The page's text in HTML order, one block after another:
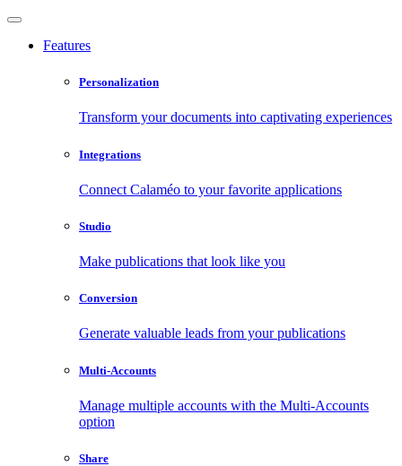
Features
Personalization
Transform your documents into captivating experiences
Integrations
Connect Calaméo to your favorite applications
Studio
Make publications that look like you
Conversion
Generate valuable leads from your publications
Multi-Accounts
Manage multiple accounts with the Multi-Accounts
option
Share